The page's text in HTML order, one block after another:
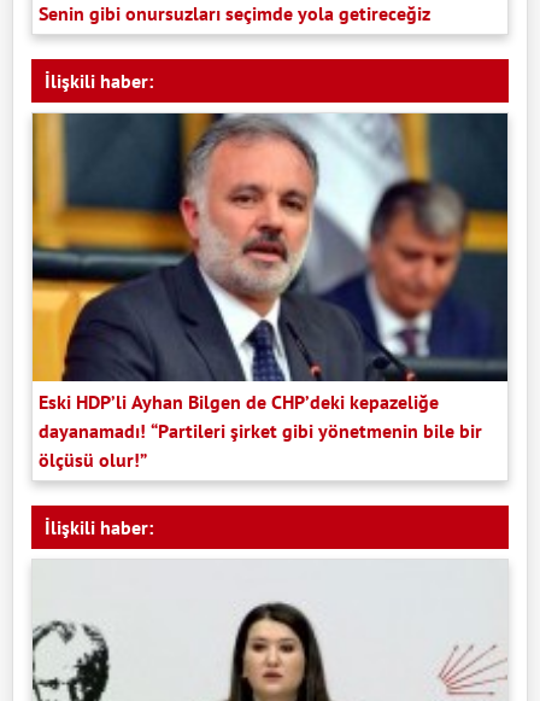
Senin gibi onursuzları seçimde yola getireceğiz
İlişkili haber:
Eski HDP’li Ayhan Bilgen de CHP’deki kepazeliğe
dayanamadı! “Partileri şirket gibi yönetmenin bile bir
ölçüsü olur!”
İlişkili haber: